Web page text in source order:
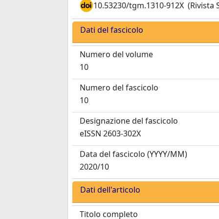
10.53230/tgm.1310-912X (Rivista
Dati del fascicolo
Numero del volume
10
Numero del fascicolo
10
Designazione del fascicolo
eISSN 2603-302X
Data del fascicolo (YYYY/MM)
2020/10
Dati dell'articolo
Titolo completo